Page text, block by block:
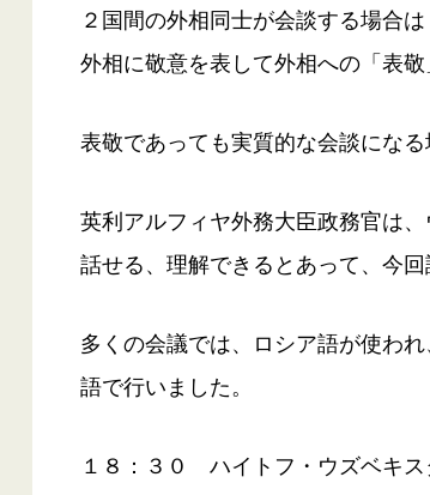
２国間の外相同士が会談する場合
外相に敬意を表して外相への「表敬
表敬であっても実質的な会談になる
英利アルフィヤ外務大臣政務官は
話せる、理解できるとあって、今
多くの会議では、ロシア語が使わ
語で行いました。
１８：３０ ハイトフ・ウズベキ